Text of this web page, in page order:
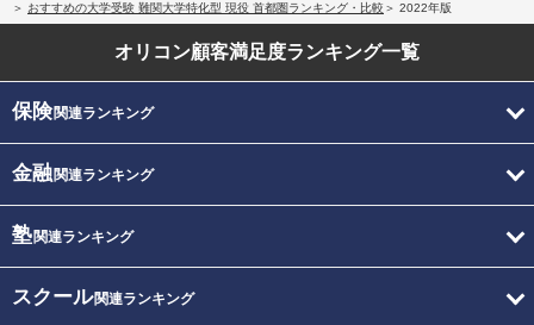
おすすめの大学受験 難関大学特化型 現役 首都圏ランキング・比較
2022年版
オリコン顧客満足度ランキング一覧
保険関連ランキング
金融関連ランキング
塾関連ランキング
スクール関連ランキング